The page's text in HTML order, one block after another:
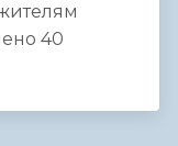
40